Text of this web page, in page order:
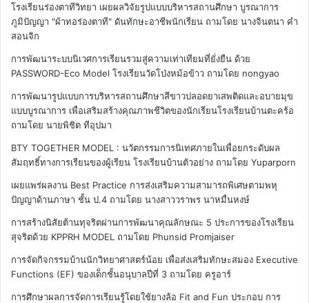
โรงเรียนร่องตาทีวิทยา เผยผลวิจัยรูปแบบบริหารสถานศึกษา บูรณาการ
ภูมิปัญญา "ผ้าทอร่องตาที" ดันทักษะอาชีพนักเรียน ถามโดย นางจินตนา คำ
สอนจิก
การพัฒนาระบบนิเวศการเรียนรวมสู่ความเท่าเทียมที่ยั่งยืน ด้วย
PASSWORD-Eco Model โรงเรียนวัดโป่งหม้อข้าว ถามโดย nongyao
การพัฒนารูปแบบการบริหารสถานศึกษาสีขาวปลอดยาเสพติดและอบายมุข
แบบบูรณาการ เพื่อเสริมสร้างคุณภาพชีวิตของนักเรียนโรงเรียนบ้านตะคร้อ
ถามโดย นายพิชิต ทีอุปมา
BTY TOGETHER MODEL : นวัตกรรมการนิเทศภายในเพื่อยกระดับผล
สัมฤทธิ์ทางการเรียนของผู้เรียน โรงเรียนบ้านตัวอย่าง ถามโดย Yuparporn
เผยแพร่ผลงาน Best Practice การส่งเสริมความสามารถพิเศษตามพหุ
ปัญญาด้านภาษา ชั้น ป.4 ถามโดย นางสาววราพร นาหมื่นหงษ์
การสร้างนิสัยต้านทุจริตผ่านการพัฒนาคุณลักษณะ 5 ประการของโรงเรียน
สุจริตด้วย KPPRH MODEL ถามโดย Phunsid Promjaiser
การจัดกิจกรรมบ้านนักวิทยาศาสตร์น้อย เพื่อส่งเสริมทักษะสมอง Executive
Functions (EF) ของเด็กชั้นอนุบาลปีที่ 3 ถามโดย ครูอาร์
การศึกษาผลการจัดการเรียนรู้โดยใช้ยางล้อ Fit and Fun ประกอบ การ